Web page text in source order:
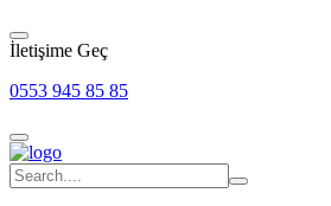
İletişime Geç
0553 945 85 85